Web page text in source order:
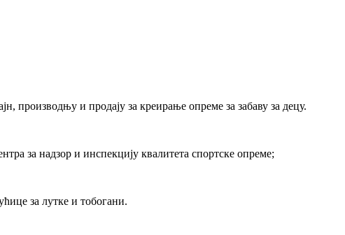
производњу и продају за креирање опреме за забаву за децу.
за надзор и инспекцију квалитета спортске опреме;
за лутке и тобогани.